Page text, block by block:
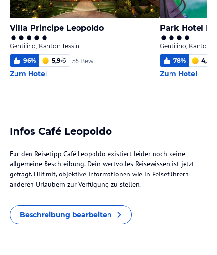
Villa Principe Leopoldo
Gentilino, Kanton Tessin
96% 5,9/6 55 Bew.
Zum Hotel
Park Hotel
Gentilino, Kanton
78% 4,5
Zum Hotel
Infos Café Leopoldo
Für den Reisetipp Café Leopoldo existiert leider noch keine
allgemeine Beschreibung. Dein wertvolles Reisewissen ist jetzt
gefragt. Hilf mit, objektive Informationen wie in Reiseführern
anderen Urlaubern zur Verfügung zu stellen.
Beschreibung bearbeiten